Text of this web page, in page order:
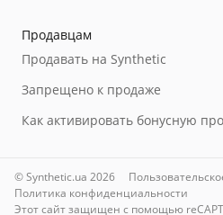
Продавцам
Продавать на Synthetic
Запрещено к продаже
Как активировать бонусную
© Synthetic.ua 2026
Политика конфиденциальности
Этот сайт защищен с помощью